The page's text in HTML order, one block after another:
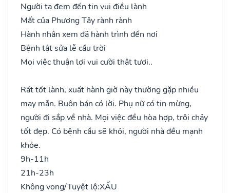
Người ta đem đến tin vui điều lành
Mất của Phương Tây rành rành
Hành nhân xem đã hành trình đến nơi
Bệnh tật sửa lễ cầu trời
Mọi việc thuận lợi vui cười thật tươi..
Rất tốt lành, xuất hành giờ này thường gặp nhiều
may mắn. Buôn bán có lời. Phụ nữ có tin mừng,
người đi sắp về nhà. Mọi việc đều hòa hợp, trôi chảy
tốt đẹp. Có bệnh cầu sẽ khỏi, người nhà đều mạnh
khỏe.
9h-11h
21h-23h
Không vong/Tuyệt lộ:XẤU